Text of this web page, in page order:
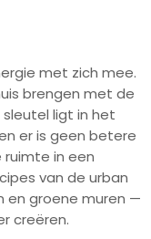
met zich mee.
brengen met de
sleutel ligt in het
er is geen betere
in een
van de urban
en groene muren —
creëren.